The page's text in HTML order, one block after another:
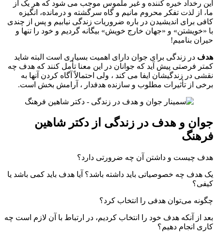
این رخداد خیره کننده و غیر ملموس موجب می شود که هر یک از
ما، از لذت تفکر محروم مانیم و گاه سرگشته و درمانده، انگیزه
کافی برای اندیشیدن در باره ضروریات زندگی نیابیم و پس از چندی
با «خویشتن» و «جهان خارج خویش» بیگانه گردیم و خود را تنها و
حیران بنامیم!
هدف در زندگی برای جوان دارای اهمیت بسیاری است البته شاید
کمتر فرصتی پیش آید که جوانان در این معنا تأمل کنند که هدف چه
نقشی در زندگیشان ایفا می کند ، ولی احتمالاً آگاه کردن آنها به
برخی از تأثیرات مطلوب و سازنده هدفدار ، آرامش بخش است.
جوان و هدف در زندگی از دکتر شاهین
فرهنگ
هدف چیست و داشتن آن چه ضرورتی دارد؟
یک هدف چه خصوصیاتی باید داشته باشد؟ آیا هدف باید کمی باشد یا
کیفی؟
چگونه می‌توان هدفی را انتخاب کرد؟
بعد از آنکه هدف خود را انتخاب کردیم، در ارتباط با آن لازم است چه
کاری انجام دهیم؟